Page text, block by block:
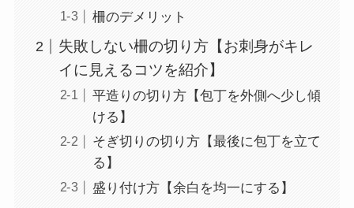
柵のデメリット
失敗しない柵の切り方【お刺身がキレ
イに見えるコツを紹介】
平造りの切り方【包丁を外側へ少し傾
ける】
そぎ切りの切り方【最後に包丁を立て
る】
盛り付け方【余白を均一にする】